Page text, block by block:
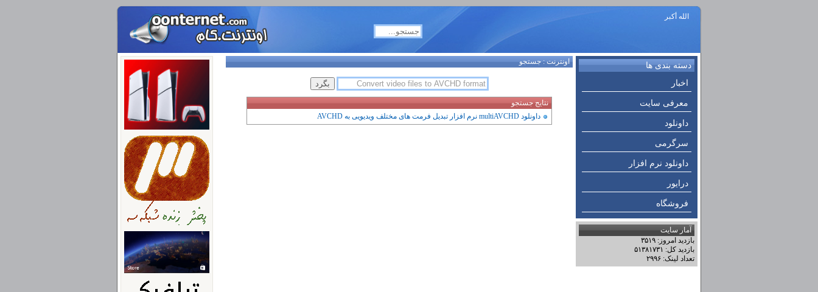
الله أكبر
دسته بندی ها
اخبار
معرفی سایت
داونلود
سرگرمی
داونلود نرم افزار
درایور
فروشگاه
آمار سایت
بازدید امروز: ۳۵۱۹
بازدید کل: ۵۱۳۸۱۷۳۱
تعداد لینک: ۲۹۹۶
اونترنت:جستجو
نتایج جستجو
داونلود multiAVCHD نرم افزار تبدیل فرمت های مختلف ویدیویی به AVCHD